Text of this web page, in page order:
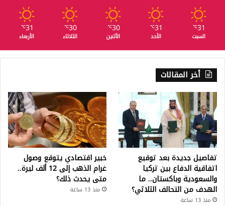
31
℃
السبت
31
℃
الأحد
30
℃
الأثنين
30
℃
الثلاثاء
31
℃
الأربعاء
أخر المقالات
تفاصيل جديدة بعد توقيع
اتفاقية الدفاع بين تركيا
والسعودية وباكستان.. ما
الهدف من التحالف الثلاثي؟
منذ 13 ساعة
خبير اقتصادي يتوقع وصول
غرام الذهب إلى 12 ألف ليرة..
متى يحدث ذلك؟
منذ 13 ساعة